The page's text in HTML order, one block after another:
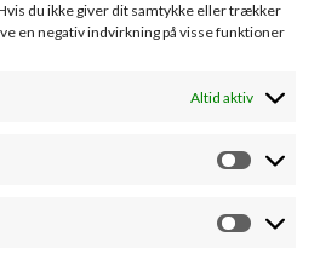
du ikke giver dit samtykke eller trækker
en negativ indvirkning på visse funktioner
Altid aktiv